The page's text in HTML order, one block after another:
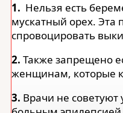
1. Нельзя есть
мускатный орех. Эта
спровоцировать
2. Также запрещено
женщинам, которые
3. Врачи не советуют